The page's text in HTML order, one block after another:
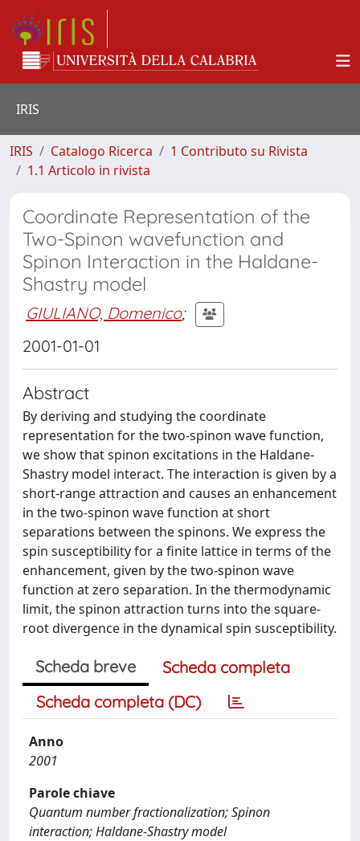
IRIS
IRIS Catalogo Ricerca
1 Contributo su Rivista
1.1 Articolo in rivista
Coordinate Representation of the
Two-Spinon wavefunction and
Spinon Interaction in the Haldane-
Shastry model
GIULIANO, Domenico;
2001-01-01
Abstract
By deriving and studying the coordinate
representation for the two-spinon wave function,
we show that spinon excitations in the Haldane-
Shastry model interact. The interaction is given by a
short-range attraction and causes an enhancement
in the two-spinon wave function at short
separations between the spinons. We express the
spin susceptibility for a finite lattice in terms of the
enhancement, given by the two-spinon wave
function at zero separation. In the thermodynamic
limit, the spinon attraction turns into the square-
root divergence in the dynamical spin susceptibility.
Scheda breve
Scheda completa
Scheda completa (DC)
Anno
2001
Parole chiave
Quantum number fractionalization; Spinon
interaction; Haldane-Shastry model